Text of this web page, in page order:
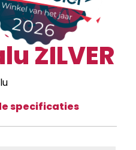
ZILVER
specificaties